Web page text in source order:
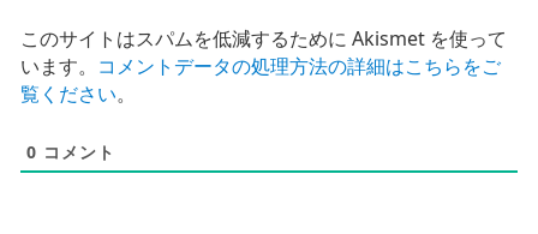
このサイトはスパムを低減するために Akismet を使って
います。 コメントデータの処理方法の詳細はこちらをご
覧ください。
0 コメント